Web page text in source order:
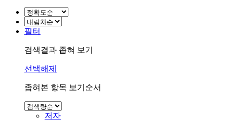
필터
검색결과 좁혀 보기
선택해제
좁혀본 항목 보기순서
저자